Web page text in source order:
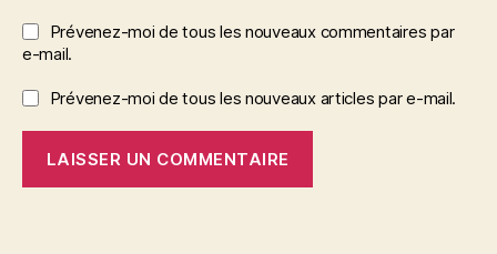
Prévenez-moi de tous les nouveaux commentaires par
e-mail.
Prévenez-moi de tous les nouveaux articles par e-mail.